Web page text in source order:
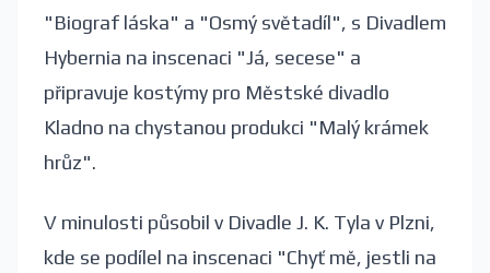
"Biograf láska" a "Osmý světadíl", s Divadlem
Hybernia na inscenaci "Já, secese" a
připravuje kostýmy pro Městské divadlo
Kladno na chystanou produkci "Malý krámek
hrůz".
V minulosti působil v Divadle J. K. Tyla v Plzni,
kde se podílel na inscenaci "Chyť mě, jestli na